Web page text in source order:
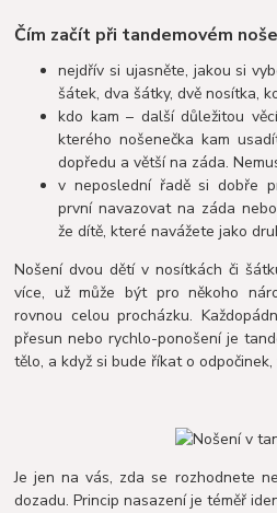
Čím začít při tandemovém
nejdřív si ujasněte, jakou si
šátek, dva šátky, dvě nosítka,
kdo kam – další důležitou
kterého nošenečka kam
dopředu a větší na záda.
v neposlední řadě si dobře
první navazovat na záda
že dítě, které navážete jako
Nošení dvou dětí v nosítkách či
více, už může být pro někoho
rovnou celou procházku.
přesun nebo rychlo-ponošení je
tělo, a když si bude říkat o
Je jen na vás, zda se rozhodnete
dozadu. Princip nasazení je téměř